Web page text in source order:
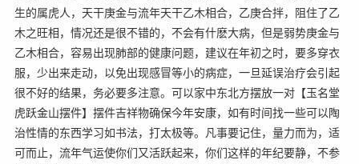
生的属虎人，天干庚金与流年天干乙木相合，乙庚合拌，阻住了乙
木之旺相，情况还是很不错的，不会有什麽大病，但是弱势庚金与
乙木相合，容易出现肺部的健康问题，建议在年初之时，要多穿衣
服，少出来走动，以免出现感冒等小的病症，一旦延误治疗会引起
很不好的结果，务必要多注意。可以家中东北方摆放一对【玉名堂
虎跃金山摆件】摆件吉祥物确保今年安康，如有时间找一些可以陶
治性情的东西学习如书法，打太极等。凡事要记住，量力而为，适
可而止，流年气运使你们又活跃起来，你们这样的年纪要静，不参